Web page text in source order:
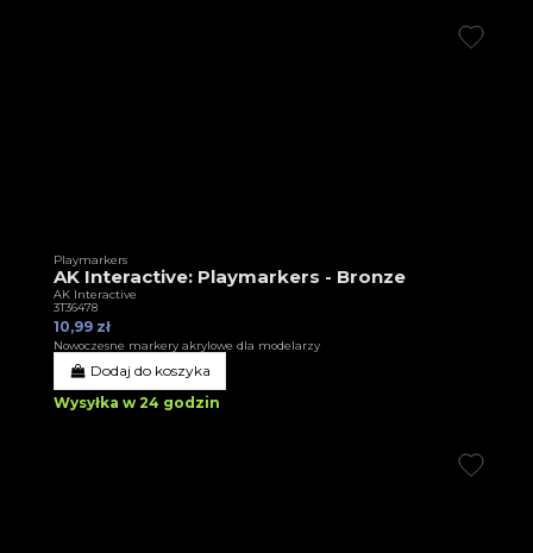
Playmarkers
AK Interactive: Playmarkers - Bronze
AK Interactive
3T36478
10,99 zł
Nowoczesne markery akrylowe dla modelarzy
Dodaj do koszyka
Wysyłka w 24 godzin